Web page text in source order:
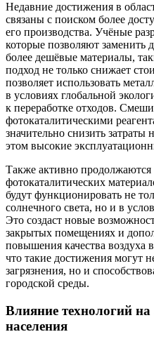
Недавние достижения в
связаны с поиском более
его производства. Учёные
которые позволяют заменить
более дешёвые материалы,
подход не только снижает
позволяет использовать
в условиях глобальной
к переработке отходов.
фотокаталитическими
значительно снизить затраты
этом высокие
Также активно
фотокаталитических
будут функционировать не
солнечного света, но и в
Это создаст новые
закрытых помещениях и
повышения качества воздуха
что такие достижения могут
загрязнения, но и
городской среды.
Влияние технологий на
населения